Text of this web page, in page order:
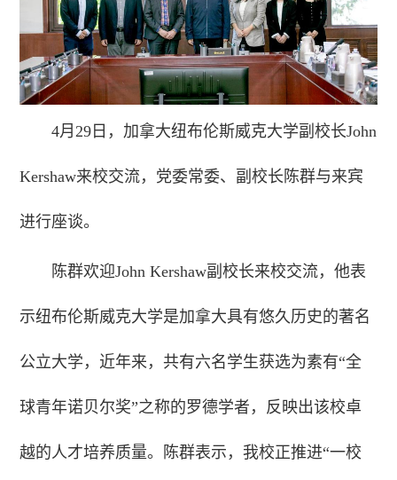
4月29日，加拿大纽布伦斯威克大学副校长John
Kershaw来校交流，党委常委、副校长陈群与来宾
进行座谈。
陈群欢迎John Kershaw副校长来校交流，他表
示纽布伦斯威克大学是加拿大具有悠久历史的著名
公立大学，近年来，共有六名学生获选为素有“全
球青年诺贝尔奖”之称的罗德学者，反映出该校卓
越的人才培养质量。陈群表示，我校正推进“一校